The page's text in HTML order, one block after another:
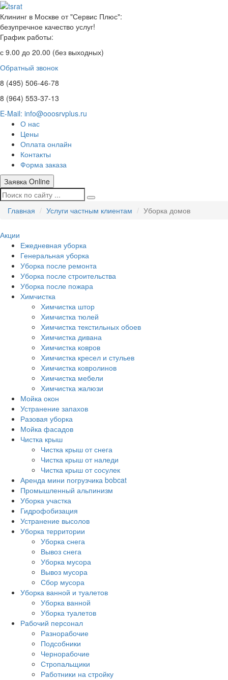
Клининг в Москве от "Сервис Плюс":
безупречное качество услуг!
График работы:
с 9.00 до 20.00 (без выходных)
Обратный звонок
8 (495) 506-46-78
8 (964) 553-37-13
E-Mail: info@ooosrvplus.ru
О нас
Цены
Оплата онлайн
Контакты
Форма заказа
Заявка Online
Главная Услуги частным клиентам Уборка домов
Акции
Ежедневная уборка
Генеральная уборка
Уборка после ремонта
Уборка после строительства
Уборка после пожара
Химчистка
Химчистка штор
Химчистка тюлей
Химчистка текстильных обоев
Химчистка дивана
Химчистка ковров
Химчистка кресел и стульев
Химчистка ковролинов
Химчистка мебели
Химчистка жалюзи
Мойка окон
Устранение запахов
Разовая уборка
Мойка фасадов
Чистка крыш
Чистка крыш от снега
Чистка крыш от наледи
Чистка крыш от сосулек
Аренда мини погрузчика bobcat
Промышленный альпинизм
Уборка участка
Гидрофобизация
Устранение высолов
Уборка территории
Уборка снега
Вывоз снега
Уборка мусора
Вывоз мусора
Сбор мусора
Уборка ванной и туалетов
Уборка ванной
Уборка туалетов
Рабочий персонал
Разнорабочие
Подсобники
Чернорабочие
Стропальщики
Работники на стройку